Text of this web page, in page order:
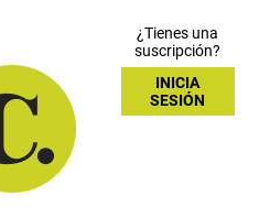
¿Tienes una
suscripción?
INICIA
SESIÓN